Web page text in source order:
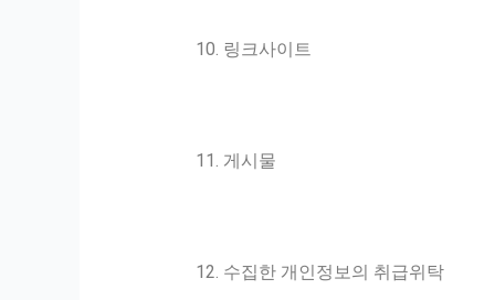
링크사이트
게시물
수집한 개인정보의 취급위탁